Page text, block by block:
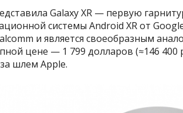
Galaxy XR — первую
системы Android XR от
и является своеобразным
цене — 1 799 долларов (≈146 400
шлем Apple.